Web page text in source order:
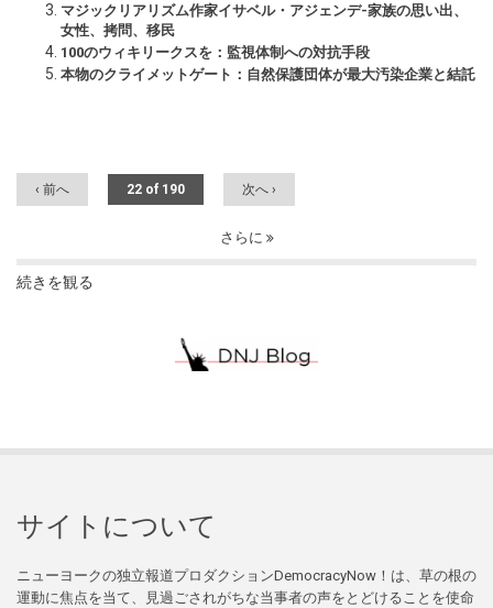
マジックリアリズム作家イサベル・アジェンデ-家族の思い出、
女性、拷問、移民
100のウィキリークスを：監視体制への対抗手段
本物のクライメットゲート：自然保護団体が最大汚染企業と結託
‹ 前へ 22 of 190 次へ ›
さらに
続きを観る
サイトについて
ニューヨークの独立報道プロダクションDemocracyNow！は、草の根の
運動に焦点を当て、見過ごされがちな当事者の声をとどけることを使命